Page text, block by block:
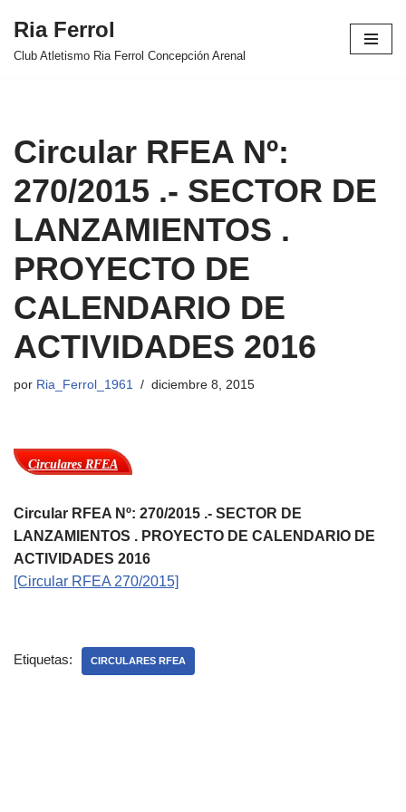
Saltar
Ria Ferrol
Club Atletismo Ria Ferrol Concepción Arenal
Circular RFEA Nº:
270/2015 .- SECTOR DE
LANZAMIENTOS .
PROYECTO DE
CALENDARIO DE
ACTIVIDADES 2016
por Ria_Ferrol_1961 diciembre 8, 2015
Circulares RFEA
Circular RFEA Nº: 270/2015 .- SECTOR DE
LANZAMIENTOS . PROYECTO DE CALENDARIO DE
ACTIVIDADES 2016
[Circular RFEA 270/2015]
Etiquetas: CIRCULARES RFEA